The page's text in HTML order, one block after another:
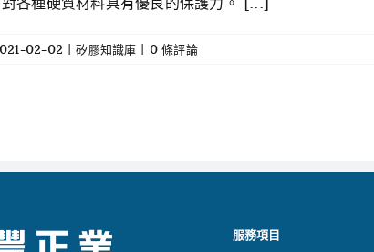
02-02 矽膠知識庫 0 條評論
服務項目